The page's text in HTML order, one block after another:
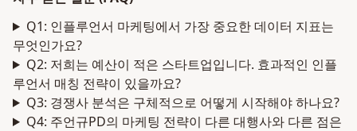
Q1: 인플루언서 마케팅에서 가장 중요한 데이터 지표는
무엇인가요?
Q2: 저희는 예산이 적은 스타트업입니다. 효과적인 인플
루언서 매칭 전략이 있을까요?
Q3: 경쟁사 분석은 구체적으로 어떻게 시작해야 하나요?
Q4: 주언규PD의 마케팅 전략이 다른 대행사와 다른 점은